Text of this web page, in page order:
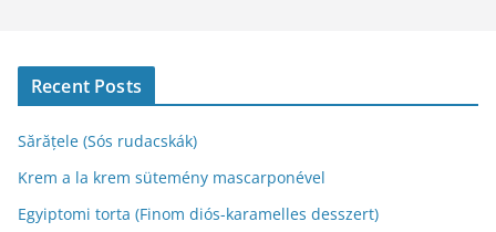
Recent Posts
Sărățele (Sós rudacskák)
Krem a la krem sütemény mascarponével
Egyiptomi torta (Finom diós-karamelles desszert)